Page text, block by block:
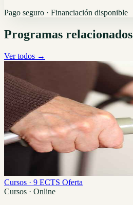
Pago seguro · Financiación disponible
Programas relacionados
Ver todos →
Cursos · 9 ECTS Oferta
Cursos · Online